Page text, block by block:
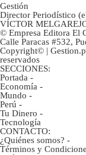
Gestión
Director Periodístico
VÍCTOR
© Empresa Editora El
Calle Paracas #532,
Copyright© |
reservados
SECCIONES:
Portada -
Economía -
Mundo -
Perú -
Tu Dinero -
Tecnología
CONTACTO:
¿Quiénes somos? -
Términos y